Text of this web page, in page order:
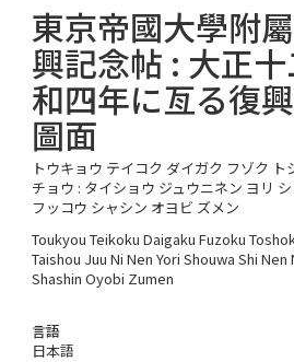
東京帝國大學附
興記念帖 : 大正
和四年に亙る復
圖面
トウキョウ テイコク ダイガク フゾク
チョウ : タイショウ ジュウニネン ヨリ
フッコウ シャシン オヨビ ズメン
Toukyou Teikoku Daigaku Fuzoku
Taishou Juu Ni Nen Yori Shouwa Shi Nen
Shashin Oyobi Zumen
言語
日本語